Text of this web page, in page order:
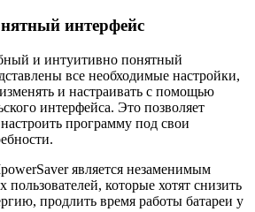
интерфейс
и интуитивно понятный
все необходимые настройки,
и настраивать с помощью
интерфейса. Это позволяет
программу под свои
является незаменимым
пользователей, которые хотят снизить
продлить время работы батареи у